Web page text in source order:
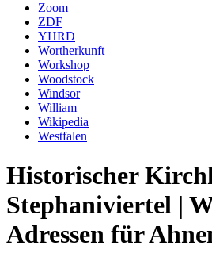
Zoom
ZDF
YHRD
Wortherkunft
Workshop
Woodstock
Windsor
William
Wikipedia
Westfalen
Historischer
Stephaniviertel |
Adressen für